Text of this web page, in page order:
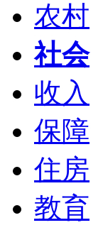
农村
社会
收入
保障
住房
教育